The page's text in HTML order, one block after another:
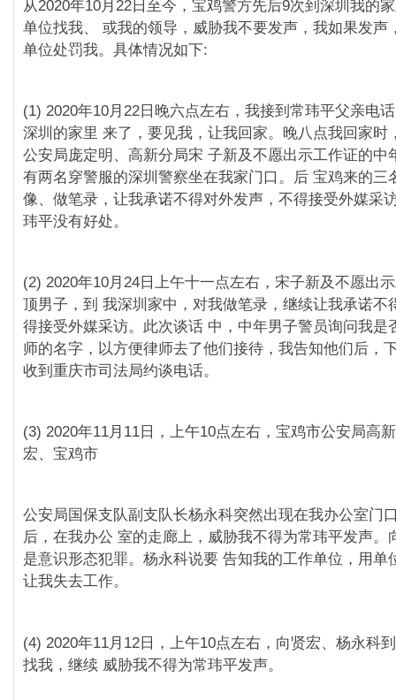
从2020年10月22日至今，宝鸡警方先后9次到深圳我的
单位找我、 或我的领导，威胁我不要发声，我如果发声
单位处罚我。具体情况如下:
(1) 2020年10月22日晚六点左右，我接到常玮平父亲电
深圳的家里 来了，要⻅我，让我回家。晚八点我回家时
公安局庞定明、高新分局宋 子新及不愿出示工作证的中
有两名穿警服的深圳警察坐在我家⻔口。后 宝鸡来的三
像、做笔录，让我承诺不得对外发声，不得接受外媒采
玮平没有好处。
(2) 2020年10月24日上午十一点左右，宋子新及不愿出
顶男子，到 我深圳家中，对我做笔录，继续让我承诺不
得接受外媒采访。此次谈话 中，中年男子警员询问我是
师的名字，以方便律师去了他们接待，我告知他们后，
收到重庆市司法局约谈电话。
(3) 2020年11月11日，上午10点左右，宝鸡市公安局高
宏、宝鸡市
公安局国保支队副支队⻓杨永科突然出现在我办公室⻔
后，在我办公 室的走廊上，威胁我不得为常玮平发声。
是意识形态犯罪。杨永科说要 告知我的工作单位，用单
让我失去工作。
(4) 2020年11月12日，上午10点左右，向贤宏、杨永科
找我，继续 威胁我不得为常玮平发声。